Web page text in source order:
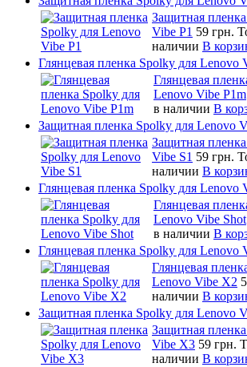
Защитная
Vibe P1 59 грн.
наличии В
Глянцевая пленка Spolky для Lenovo
Глянцевая
Lenovo Vibe P1m
в наличии В
Защитная пленка Spolky для Lenovo
Защитная
Vibe S1 59 грн.
наличии В
Глянцевая пленка Spolky для Lenovo
Глянцевая
Lenovo Vibe Shot
в наличии В
Глянцевая пленка Spolky для Lenovo
Глянцевая
Lenovo Vibe X2
наличии В
Защитная пленка Spolky для Lenovo
Защитная
Vibe X3 59 грн.
наличии В